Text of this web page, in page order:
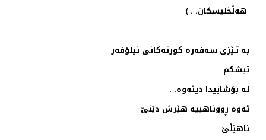
هه‌ڵخلیسكان. . )
به ‌تـێزی سه‌فه‌ره‌ كورته‌كانی نیلۆفه‌ر
تیشكم
له‌ بۆشاییدا دیته‌وه‌. .
ئه‌وه‌ ڕووناهییه‌ هێرش دێنێ
ناهێڵێ